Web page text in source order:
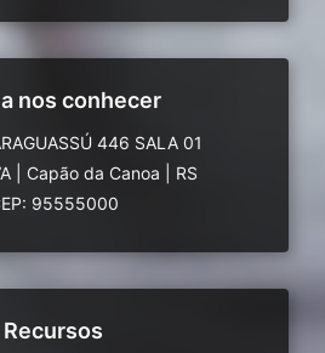
nos conhecer
446 SALA 01
Capão da Canoa
RS
95555000
Recursos